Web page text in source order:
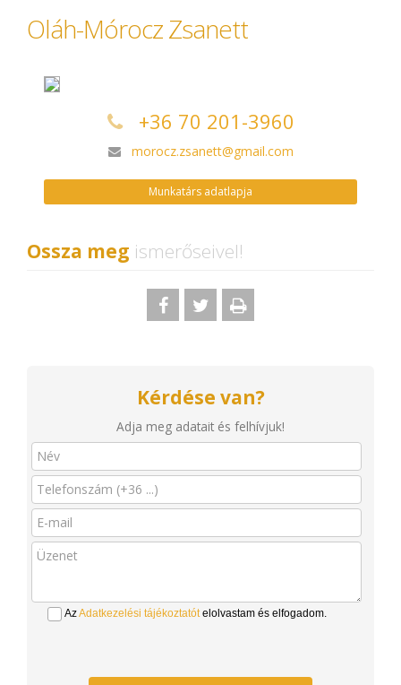
Oláh-Mórocz Zsanett
+36 70 201-3960
morocz.zsanett@gmail.com
Munkatárs adatlapja
Ossza meg ismerőseivel!
Kérdése van?
Adja meg adatait és felhívjuk!
AzAdatkezelési tájékoztatótelolvastam és elfogadom.